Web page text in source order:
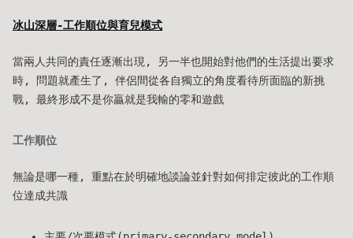
冰山深層-工作順位與育兒模式
當兩人共同的責任逐漸出現, 另一半也開始對他們的生活提出要求
時, 問題就產生了, 伴侶間從各自獨立的角度看待所面臨的新挑
戰, 最終形成不是你贏就是我輸的零和遊戲
工作順位
無論是哪一種, 重點在於明確地談論並針對如何排定彼此的工作順
位達成共識